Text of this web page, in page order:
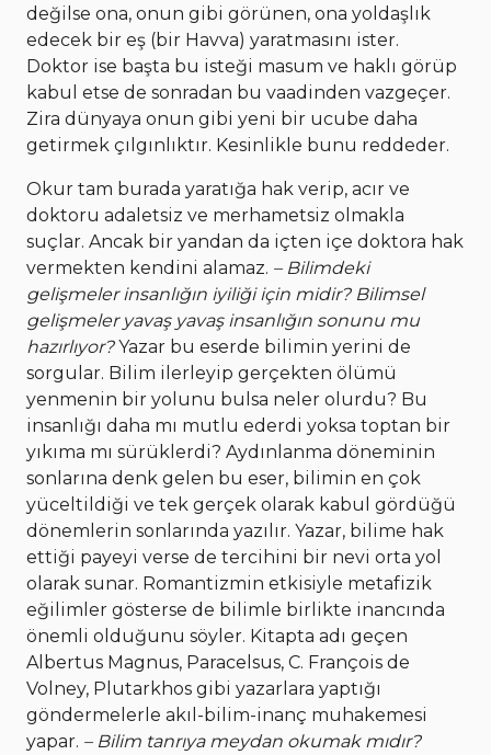
değilse ona, onun gibi görünen, ona yoldaşlık
edecek bir eş (bir Havva) yaratmasını ister.
Doktor ise başta bu isteği masum ve haklı görüp
kabul etse de sonradan bu vaadinden vazgeçer.
Zira dünyaya onun gibi yeni bir ucube daha
getirmek çılgınlıktır. Kesinlikle bunu reddeder.
Okur tam burada yaratığa hak verip, acır ve
doktoru adaletsiz ve merhametsiz olmakla
suçlar. Ancak bir yandan da içten içe doktora hak
vermekten kendini alamaz. – Bilimdeki
gelişmeler insanlığın iyiliği için midir? Bilimsel
gelişmeler yavaş yavaş insanlığın sonunu mu
hazırlıyor?Yazar bu eserde bilimin yerini de
sorgular. Bilim ilerleyip gerçekten ölümü
yenmenin bir yolunu bulsa neler olurdu? Bu
insanlığı daha mı mutlu ederdi yoksa toptan bir
yıkıma mı sürüklerdi? Aydınlanma döneminin
sonlarına denk gelen bu eser, bilimin en çok
yüceltildiği ve tek gerçek olarak kabul gördüğü
dönemlerin sonlarında yazılır. Yazar, bilime hak
ettiği payeyi verse de tercihini bir nevi orta yol
olarak sunar. Romantizmin etkisiyle metafizik
eğilimler gösterse de bilimle birlikte inancında
önemli olduğunu söyler. Kitapta adı geçen
Albertus Magnus, Paracelsus, C. François de
Volney, Plutarkhos gibi yazarlara yaptığı
göndermelerle akıl-bilim-inanç muhakemesi
yapar. – Bilim tanrıya meydan okumak mıdır?